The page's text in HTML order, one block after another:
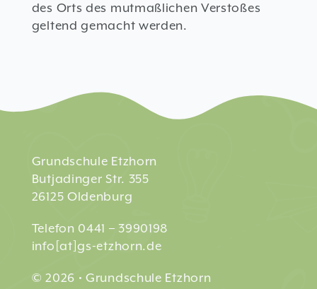
des Orts des mutmaßlichen Verstoßes
geltend gemacht werden.
Grundschule Etzhorn
Butjadinger Str. 355
26125 Oldenburg
Telefon 0441 – 3990198
info[at]gs-etzhorn.de
© 2026 • Grundschule Etzhorn